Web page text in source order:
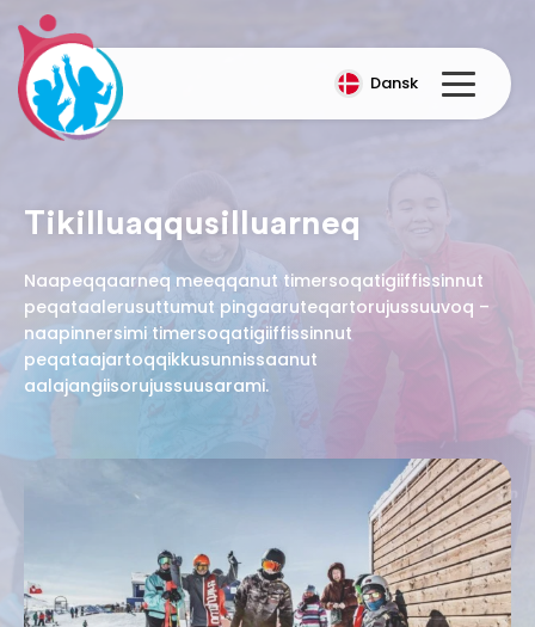
Dansk
Tikilluaqqusilluarneq
Naapeqqaarneq meeqqanut timersoqatigiiffissinnut
peqataalerusuttumut pingaaruteqartorujussuuvoq –
naapinnersimi timersoqatigiiffissinnut
peqataajartoqqikkusunnissaanut
aalajangiisorujussuusarami.